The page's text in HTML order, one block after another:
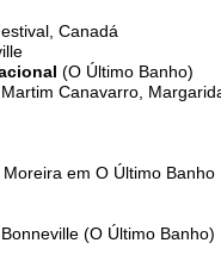
Canadá
(O Último Banho)
Canavarro,
Moreira em O Último Banho
(O Último Banho)